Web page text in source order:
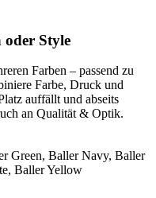
Style
Farben – passend zu
Farbe, Druck und
auffällt und abseits
an Qualität & Optik.
Green, Baller Navy, Baller
Baller Yellow